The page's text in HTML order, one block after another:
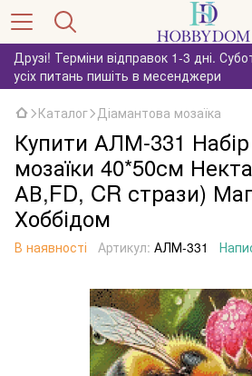
Друзі! Терміни відправок 1-3 дні.
усіх питань пишіть в месенджери
Каталог Діамантова мозаїка
Купити АЛМ-331 Набір
мозаїки 40*50см
АВ,FD, CR стрази)
Хоббідом
В наявності Артикул: АЛМ-331